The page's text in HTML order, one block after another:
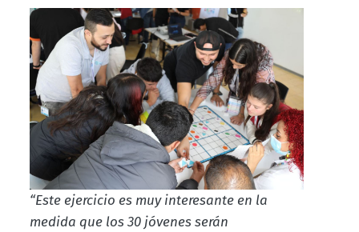
“Este ejercicio es muy interesante en la
medida que los 30 jóvenes serán